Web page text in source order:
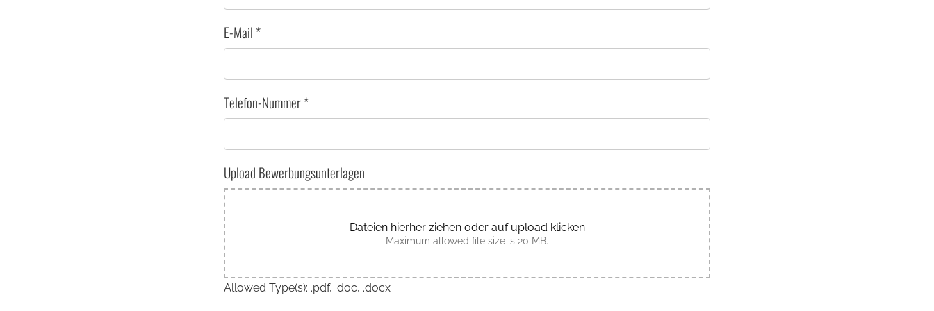
E-Mail*
Telefon-Nummer*
Upload Bewerbungsunterlagen
Dateien hierher ziehen oder auf upload klicken
Maximum allowed file size is 20 MB.
Allowed Type(s): .pdf, .doc, .docx